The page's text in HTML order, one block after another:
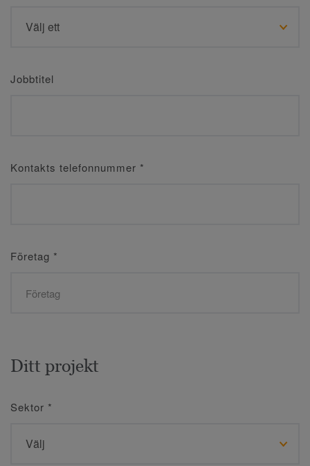
Jobbtitel
Kontakts telefonnummer *
Företag *
Ditt projekt
Sektor *